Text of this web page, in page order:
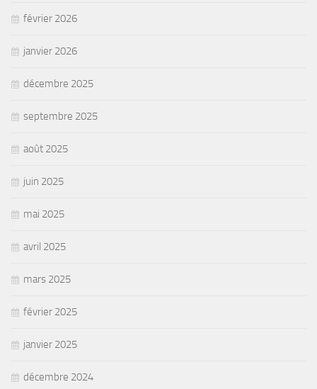
février 2026
janvier 2026
décembre 2025
septembre 2025
août 2025
juin 2025
mai 2025
avril 2025
mars 2025
février 2025
janvier 2025
décembre 2024